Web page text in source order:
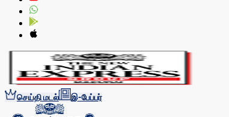
செய்தி மடல் இ-பேப்பர்